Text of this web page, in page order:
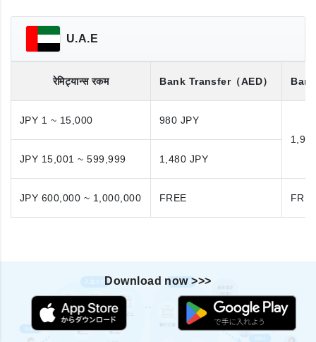
U.A.E
रेमिट्यान्स रकम Bank Transfer（AED）
JPY 1 ~ 15,000
980 JPY
JPY 15,001 ~ 599,999
1,480 JPY
JPY 600,000 ~ 1,000,000 FREE
Download now >>>